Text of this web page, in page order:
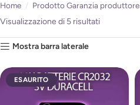
Home / Prodotto Garanzia produttore
Visualizzazione di 5 risultati
Mostra barra laterale
ESAURITO